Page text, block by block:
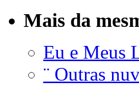
Mais da
Eu e Meus
¨ Outras